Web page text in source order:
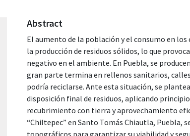
Abstract
El aumento de la población y el consumo en
la producción de residuos sólidos, lo que
negativo en el ambiente. En Puebla, se
gran parte termina en rellenos sanitarios,
podría reciclarse. Ante esta situación, se
disposición final de residuos, aplicando
recubrimiento con tierra y aprovechamiento
“Chiltepec” en Santo Tomás Chiautla, Puebla,
topográficos para garantizar su viabilidad y